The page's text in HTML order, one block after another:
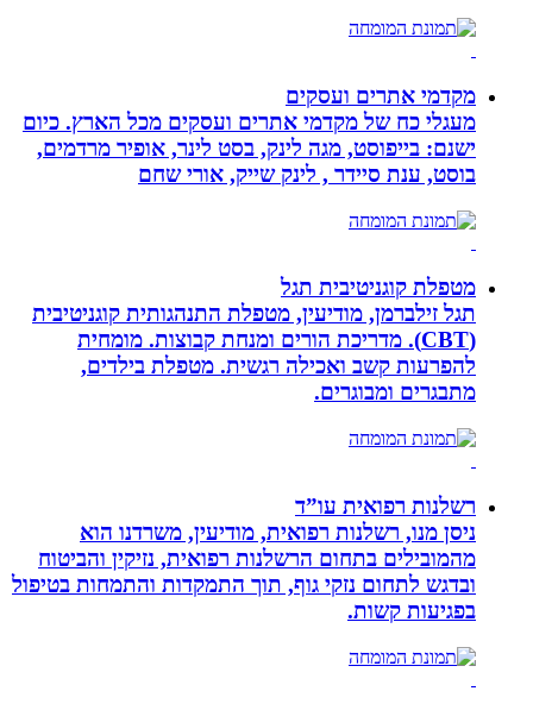
מקדמי אתרים ועסקים
מעגלי כח של מקדמי אתרים ועסקים מכל הארץ. כיום
ישנם: בייפוסט, מגה לינק, בסט לינר, אופיר מרדמים,
בוסט, ענת סיידר , לינק שייק, אורי שחם
מטפלת קוגניטיבית תגל
תגל זילברמן, מודיעין, מטפלת התנהגותית קוגניטיבית
(CBT). מדריכת הורים ומנחת קבוצות. מומחית
להפרעות קשב ואכילה רגשית. מטפלת בילדים,
מתבגרים ומבוגרים.
רשלנות רפואית עו”ד
ניסן מנו, רשלנות רפואית, מודיעין, משרדנו הוא
מהמובילים בתחום הרשלנות רפואית, נזיקין והביטוח
ובדגש לתחום נזקי גוף, תוך התמקדות והתמחות בטיפול
בפגיעות קשות.